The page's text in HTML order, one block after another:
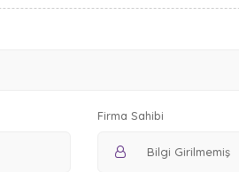
Firma Sahibi